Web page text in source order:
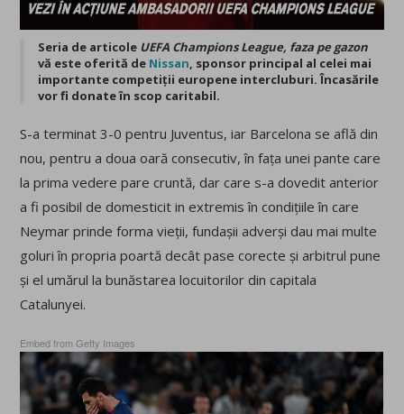
Seria de articole UEFA Champions League, faza pe gazon
vă este oferită de Nissan, sponsor principal al celei mai
importante competiții europene intercluburi. Încasările
vor fi donate în scop caritabil.
S-a terminat 3-0 pentru Juventus, iar Barcelona se află din
nou, pentru a doua oară consecutiv, în fața unei pante care
la prima vedere pare cruntă, dar care s-a dovedit anterior
a fi posibil de domesticit in extremis în condițiile în care
Neymar prinde forma vieții, fundașii adverși dau mai multe
goluri în propria poartă decât pase corecte și arbitrul pune
și el umărul la bunăstarea locuitorilor din capitala
Catalunyei.
Embed from Getty Images